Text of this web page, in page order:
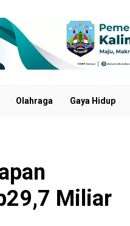
Olahraga Gaya Hidup
Miliar